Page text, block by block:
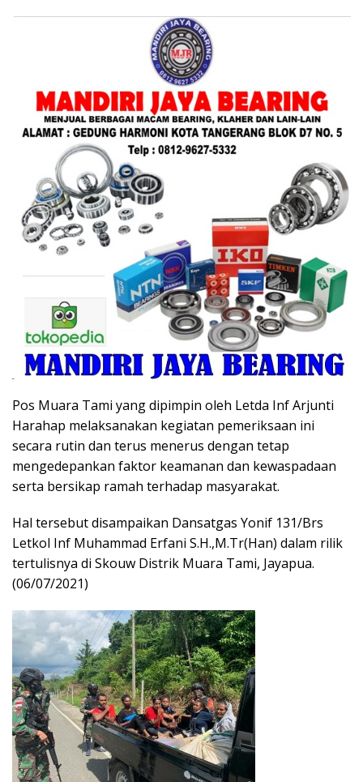
Pos Muara Tami yang dipimpin oleh Letda Inf Arjunti
Harahap melaksanakan kegiatan pemeriksaan ini
secara rutin dan terus menerus dengan tetap
mengedepankan faktor keamanan dan kewaspadaan
serta bersikap ramah terhadap masyarakat.
Hal tersebut disampaikan Dansatgas Yonif 131/Brs
Letkol Inf Muhammad Erfani S.H.,M.Tr(Han) dalam rilik
tertulisnya di Skouw Distrik Muara Tami, Jayapua.
(06/07/2021)